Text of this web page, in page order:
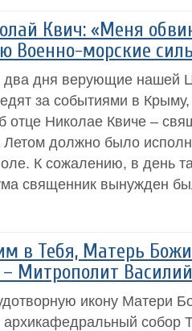
Квич: «Меня
Военно-морские
дня верующие нашей
за событиями в
отце Николае Квиче –
Летом должно было
К сожалению, в день
священник вынужден
в Тебя, Матерь
– Митрополит
икону Матери
архикафедральный собор